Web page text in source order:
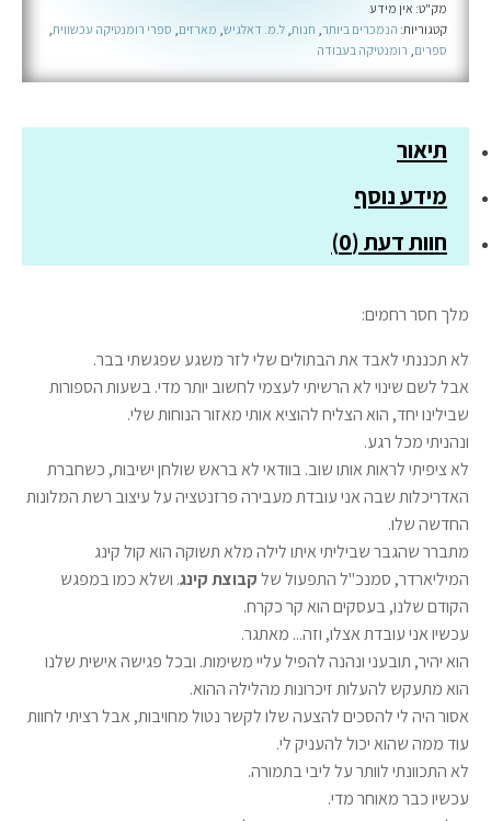
קינגס
מק"ט: אין מידע
קטגוריות: הנמכרים ביותר, חנות, ל.מ. דאלגיש, מארזים, ספרי רומנטיקה עכשווית,
ספרים, רומנטיקה בעבודה
תיאור
מידע נוסף
חוות דעת (0)
מלך חסר רחמים:
לא תכננתי לאבד את הבתולים שלי לזר משגע שפגשתי בבר.
אבל לשם שינוי לא הרשיתי לעצמי לחשוב יותר מדי. בשעות הספורות
שבילינו יחד, הוא הצליח להוציא אותי מאזור הנוחות שלי.
ונהניתי מכל רגע.
לא ציפיתי לראות אותו שוב. בוודאי לא בראש שולחן ישיבות, כשחברת
האדריכלות שבה אני עובדת מעבירה פרזנטציה על עיצוב רשת המלונות
החדשה שלו.
מתברר שהגבר שביליתי איתו לילה מלא תשוקה הוא קול קינג
המיליארדר, סמנכ"ל התפעול שלקבוצת קינג. ושלא כמו במפגש
הקודם שלנו, בעסקים הוא קר כקרח.
עכשיו אני עובדת אצלו, וזה... מאתגר.
הוא יהיר, תובעני ונהנה להפיל עליי משימות. ובכל פגישה אישית שלנו
הוא מתעקש להעלות זיכרונות מהלילה ההוא.
אסור היה לי להסכים להצעה שלו לקשר נטול מחויבות, אבל רציתי לחוות
עוד ממה שהוא יכול להעניק לי.
לא התכוונתי לוותר על ליבי בתמורה.
עכשיו כבר מאוחר מדי.